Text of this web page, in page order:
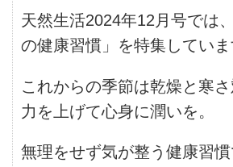
天然生活2024年12月号では
の健康習慣」を特集していま
これからの季節は乾燥と寒
力を上げて心身に潤いを。
無理をせず気が整う健康習